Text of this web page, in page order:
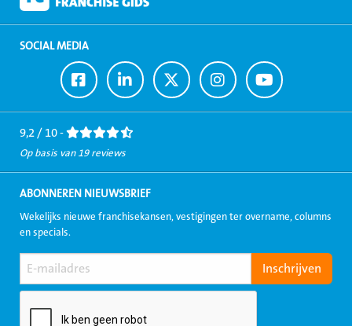
SOCIAL MEDIA
Ga
naar
Facebook
Ga
naar
LinkedIn
Ga
naar
Twitter
Ga
naar
Instagram
Ga
naar
Youtube
9,2 / 10 -
Op basis van 19 reviews
ABONNEREN NIEUWSBRIEF
Wekelijks nieuwe franchisekansen, vestigingen ter overname, columns
en specials.